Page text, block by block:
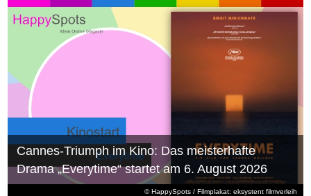
© HappySpots / Filmplakat: eksystent filmverleih
Cannes-Triumph im Kino: Das meisterhafte
Drama „Everytime“ startet am 6. August 2026